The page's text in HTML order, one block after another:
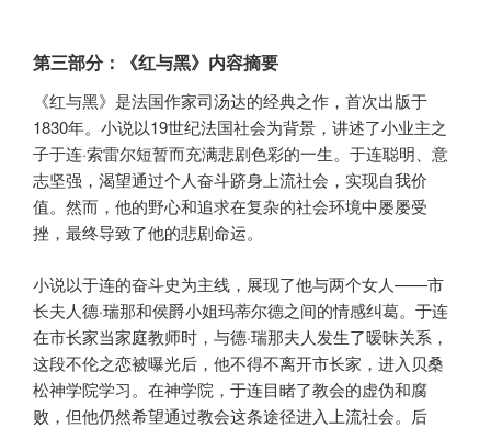
第三部分：《红与黑》内容摘要
《红与黑》是法国作家司汤达的经典之作，首次出版于
1830年。小说以19世纪法国社会为背景，讲述了小业主之
子于连·索雷尔短暂而充满悲剧色彩的一生。于连聪明、意
志坚强，渴望通过个人奋斗跻身上流社会，实现自我价
值。然而，他的野心和追求在复杂的社会环境中屡屡受
挫，最终导致了他的悲剧命运。
小说以于连的奋斗史为主线，展现了他与两个女人——市
长夫人德·瑞那和侯爵小姐玛蒂尔德之间的情感纠葛。于连
在市长家当家庭教师时，与德·瑞那夫人发生了暧昧关系，
这段不伦之恋被曝光后，他不得不离开市长家，进入贝桑
松神学院学习。在神学院，于连目睹了教会的虚伪和腐
败，但他仍然希望通过教会这条途径进入上流社会。后